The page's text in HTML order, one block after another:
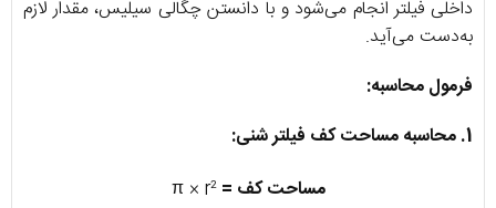
داخلی فیلتر انجام می‌شود و با دانستن چگالی سیلیس، مقدار لازم
به‌دست می‌آید.
فرمول محاسبه:
1. محاسبه مساحت کف فیلتر شنی:
مساحت کف =π × r²